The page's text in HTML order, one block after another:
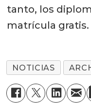
tanto, los
matrícula gratis.
NOTICIAS